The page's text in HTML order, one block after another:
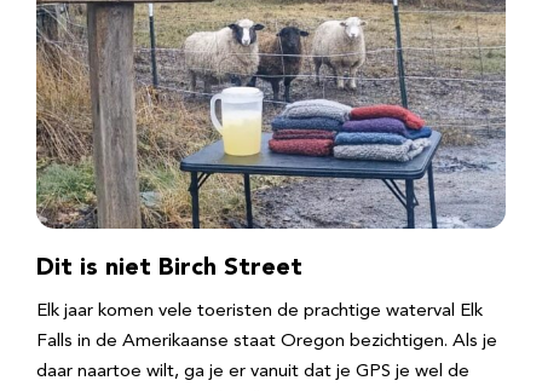
Dit is niet Birch Street
Elk jaar komen vele toeristen de prachtige waterval Elk
Falls in de Amerikaanse staat Oregon bezichtigen. Als je
daar naartoe wilt, ga je er vanuit dat je GPS je wel de